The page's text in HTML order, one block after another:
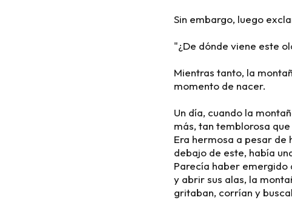
Sin embargo, luego
"¿De dónde viene este
Mientras tanto, la
momento de nacer.
Un día, cuando la
más, tan temblorosa
Era hermosa a pesar de
debajo de este, había
Parecía haber emergido
y abrir sus alas, la
gritaban, corrían y